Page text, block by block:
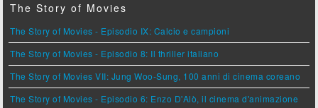
The Story of Movies
The Story of Movies - Episodio IX: Calcio e campioni
The Story of Movies - Episodio 8: Il thriller italiano
The Story of Movies VII: Jung Woo-Sung, 100 anni di cinema coreano
The Story of Movies - Episodio 6: Enzo D'Alò, il cinema d'animazione